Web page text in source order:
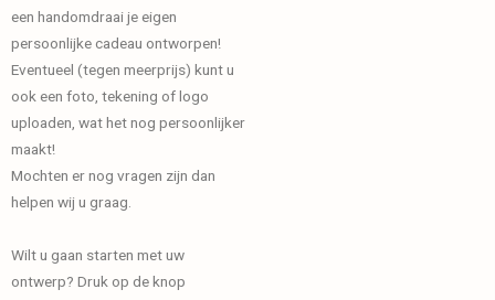
een handomdraai je eigen
persoonlijke cadeau ontworpen!
Eventueel (tegen meerprijs) kunt u
ook een foto, tekening of logo
uploaden, wat het nog persoonlijker
maakt!
Mochten er nog vragen zijn dan
helpen wij u graag.
Wilt u gaan starten met uw
ontwerp? Druk op de knop